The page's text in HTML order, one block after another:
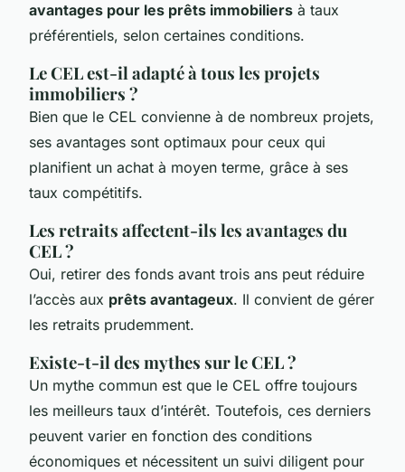
avantages pour les prêts immobiliers à taux
préférentiels, selon certaines conditions.
Le CEL est-il adapté à tous les projets
immobiliers ?
Bien que le CEL convienne à de nombreux projets,
ses avantages sont optimaux pour ceux qui
planifient un achat à moyen terme, grâce à ses
taux compétitifs.
Les retraits affectent-ils les avantages du
CEL ?
Oui, retirer des fonds avant trois ans peut réduire
l’accès aux prêts avantageux. Il convient de gérer
les retraits prudemment.
Existe-t-il des mythes sur le CEL ?
Un mythe commun est que le CEL offre toujours
les meilleurs taux d’intérêt. Toutefois, ces derniers
peuvent varier en fonction des conditions
économiques et nécessitent un suivi diligent pour